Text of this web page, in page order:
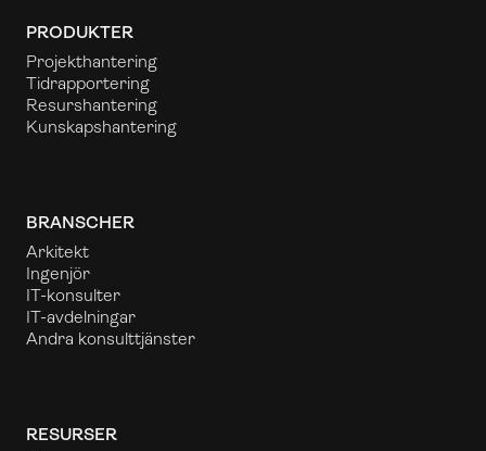
PRODUKTER
Projekthantering
Tidrapportering
Resurshantering
Kunskapshantering
BRANSCHER
Arkitekt
Ingenjör
IT-konsulter
IT-avdelningar
Andra konsulttjänster
RESURSER